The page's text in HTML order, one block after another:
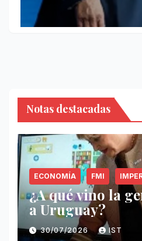
Notas destacadas
ECONOMÍA FMI
¿A qué vino la
a Uruguay?
30/07/2026 IST